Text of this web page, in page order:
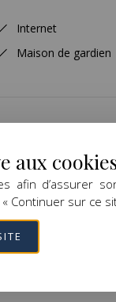
chevaux. Le
et
Internet
Maison de gardien
aux
afin d’assurer
Continuer sur ce